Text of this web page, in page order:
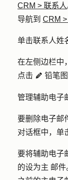
CRM > 联系人
导航到 CRM >
单击联系人姓
在左侧边栏中
点击 edit 铅笔
管理辅助电子
要删除电子邮
对话框中，单
要将辅助电子
的设为主 邮件